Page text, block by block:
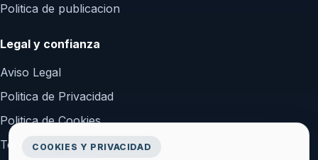
Politica de publicacion
Legal y confianza
Aviso Legal
Politica de Privacidad
Politica de Cookies
Terminos y Condiciones
COOKIES Y PRIVACIDAD